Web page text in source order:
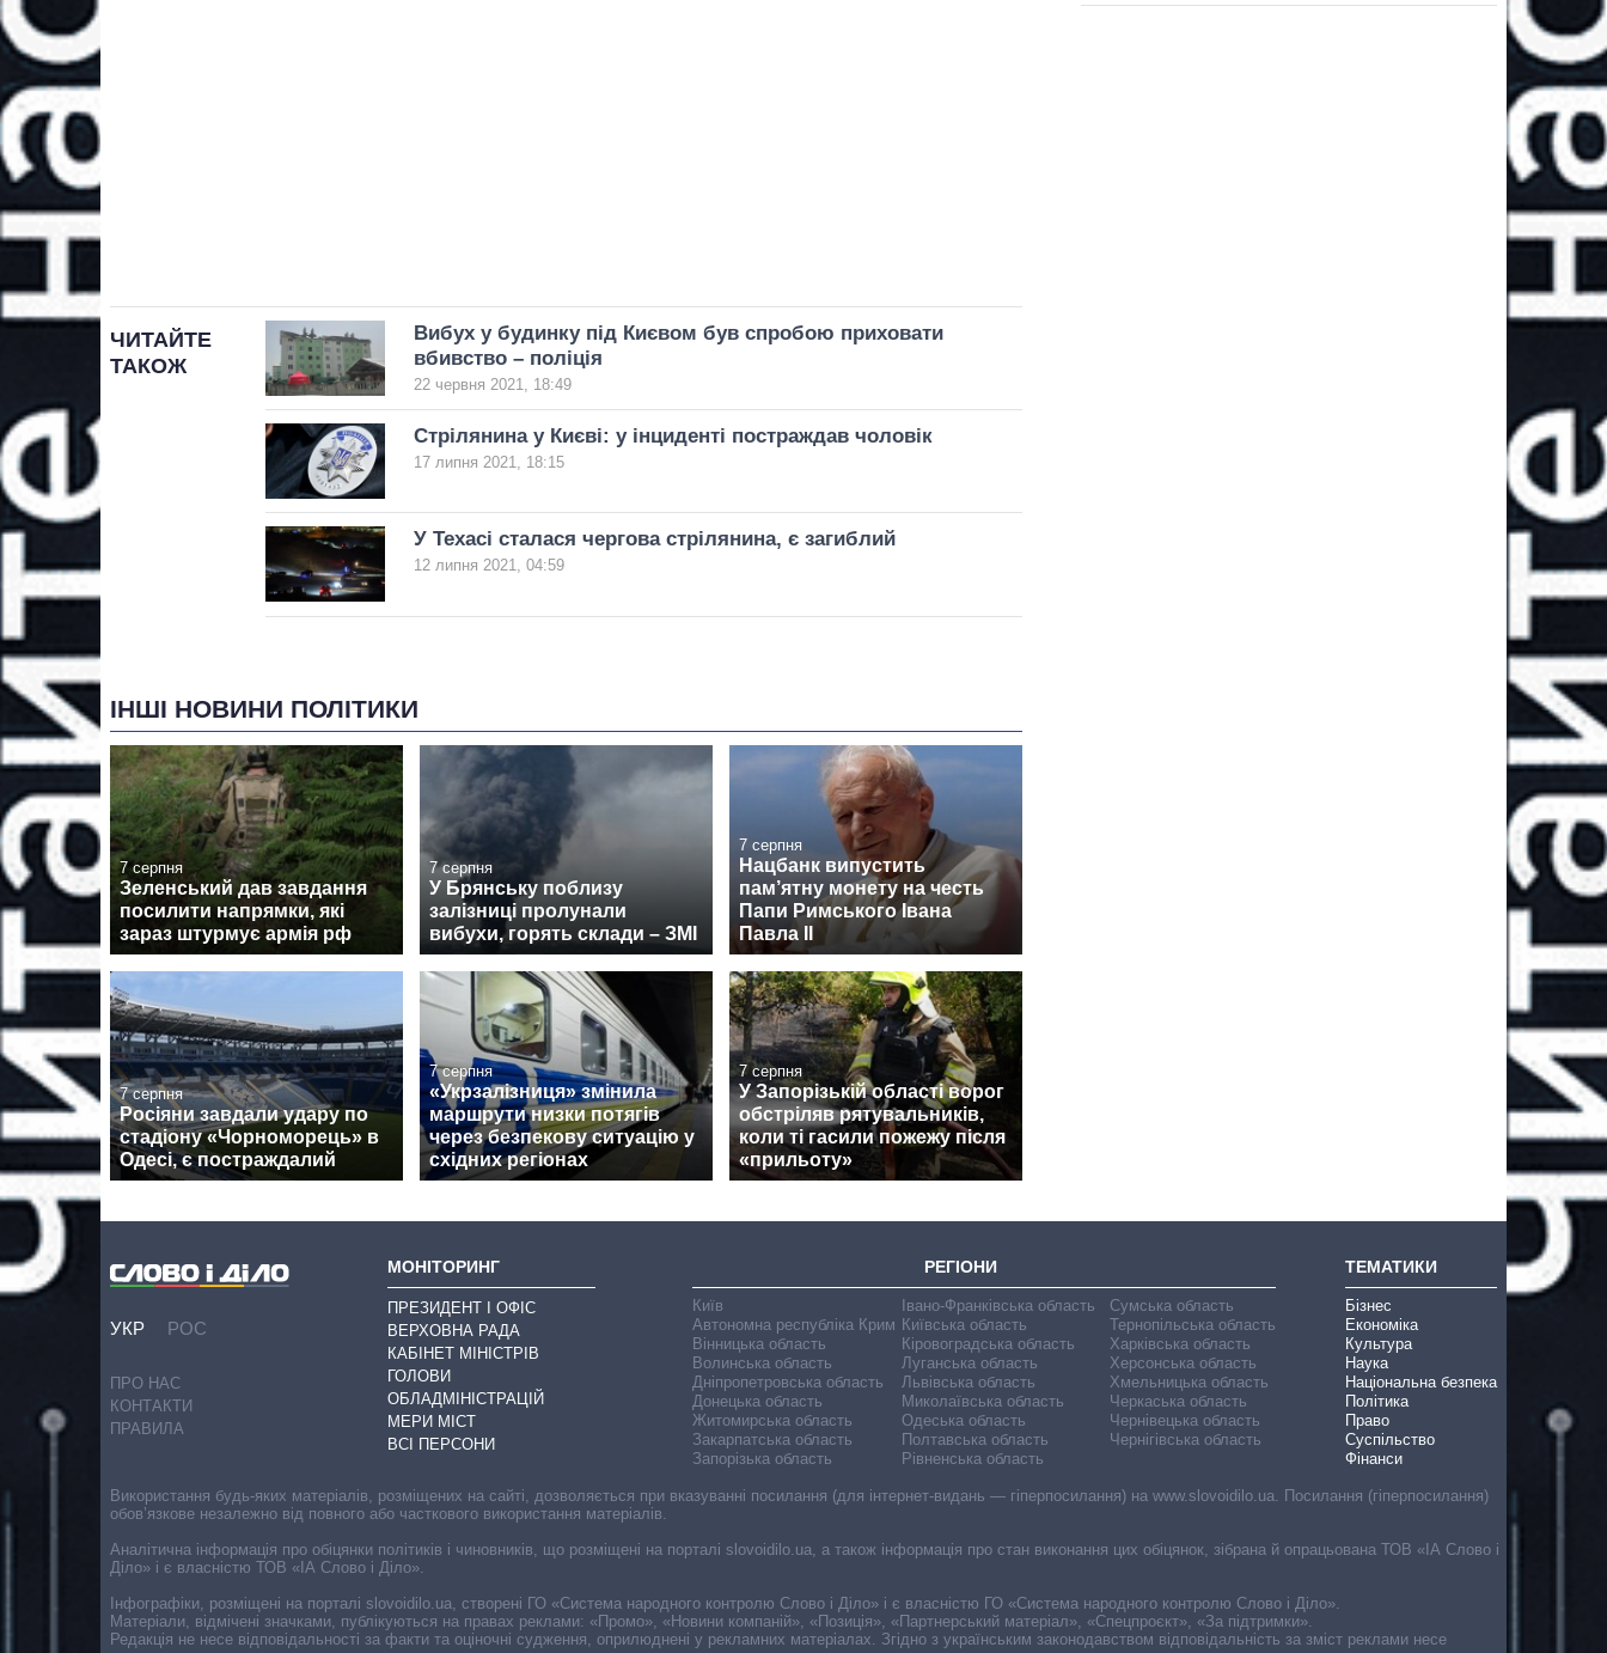
ЧИТАЙТЕ
ТАКОЖ
Вибух у будинку під Києвом був спробою приховати
вбивство – поліція
22 червня 2021, 18:49
Стрілянина у Києві: у інциденті постраждав чоловік
17 липня 2021, 18:15
У Техасі сталася чергова стрілянина, є загиблий
12 липня 2021, 04:59
ІНШІ НОВИНИ ПОЛІТИКИ
7 серпня
Зеленський дав завдання
посилити напрямки, які
зараз штурмує армія рф
7 серпня
У Брянську поблизу
залізниці пролунали
вибухи, горять склади – ЗМІ
7 серпня
Нацбанк випустить
пам’ятну монету на честь
Папи Римського Івана
Павла II
7 серпня
Росіяни завдали удару по
стадіону «Чорноморець» в
Одесі, є постраждалий
7 серпня
«Укрзалізниця» змінила
маршрути низки потягів
через безпекову ситуацію у
східних регіонах
7 серпня
У Запорізькій області ворог
обстріляв рятувальників,
коли ті гасили пожежу після
«прильоту»
УКР РОС
ПРО НАС
КОНТАКТИ
ПРАВИЛА
МОНІТОРИНГ
ПРЕЗИДЕНТ І ОФІС
ВЕРХОВНА РАДА
КАБІНЕТ МІНІСТРІВ
ГОЛОВИ
ОБЛАДМІНІСТРАЦІЙ
МЕРИ МІСТ
ВСІ ПЕРСОНИ
РЕГІОНИ
Київ
Автономна республіка Крим
Вінницька область
Волинська область
Дніпропетровська область
Донецька область
Житомирська область
Закарпатська область
Запорізька область
Івано-Франківська область
Київська область
Кіровоградська область
Луганська область
Львівська область
Миколаївська область
Одеська область
Полтавська область
Рівненська область
Сумська область
Тернопільська область
Харківська область
Херсонська область
Хмельницька область
Черкаська область
Чернівецька область
Чернігівська область
ТЕМАТИКИ
Бізнес
Економіка
Культура
Наука
Національна безпека
Політика
Право
Суспільство
Фінанси
Використання будь-яких матеріалів, розміщених на сайті, дозволяється при вказуванні посилання (для інтернет-видань — гіперпосилання) на www.slovoidilo.ua. Посилання (гіперпосилання)
обов’язкове незалежно від повного або часткового використання матеріалів.
Аналітична інформація про обіцянки політиків і чиновників, що розміщені на порталі slovoidilo.ua, а також інформація про стан виконання цих обіцянок, зібрана й опрацьована ТОВ «ІА Слово і
Діло» і є власністю ТОВ «ІА Слово і Діло».
Інфографіки, розміщені на порталі slovoidilo.ua, створені ГО «Система народного контролю Слово і Діло» і є власністю ГО «Система народного контролю Слово і Діло».
Матеріали, відмічені значками, публікуються на правах реклами: «Промо», «Новини компаній», «Позиція», «Партнерський матеріал», «Спецпроєкт», «За підтримки».
Редакція не несе відповідальності за факти та оціночні судження, оприлюднені у рекламних матеріалах. Згідно з українським законодавством відповідальність за зміст реклами несе